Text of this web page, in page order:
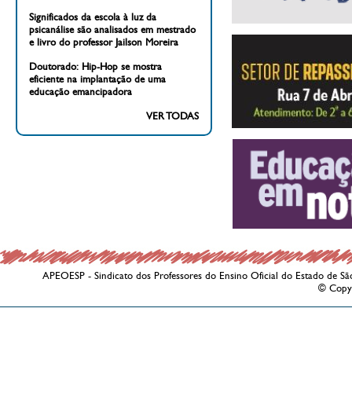
Significados da escola à luz da
psicanálise são analisados em mestrado
e livro do professor Jailson Moreira
Doutorado: Hip-Hop se mostra
eficiente na implantação de uma
educação emancipadora
VER TODAS
APEOESP - Sindicato dos Professores do Ensino Oficial do Estado de
©